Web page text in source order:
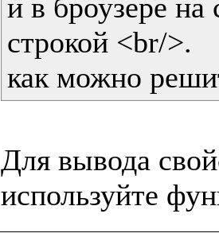
и в броузере на
строкой <br/>.
как можно
Для вывода